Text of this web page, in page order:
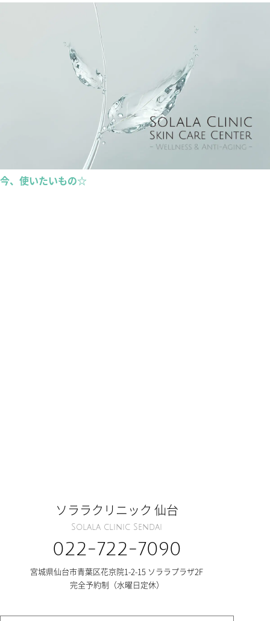
今、使いたいもの☆
ソララクリニック 仙台
Solala clinic Sendai
022-722-7090
宮城県仙台市青葉区花京院1-2-15 ソララプラザ2F
完全予約制（水曜日定休）